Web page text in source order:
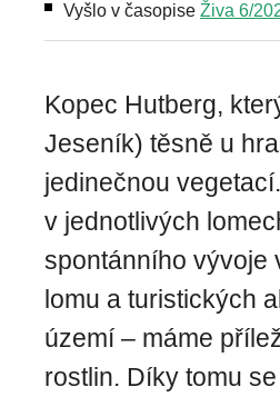
Vyšlo v časopise Živa 6/
Kopec Hutberg,
Jeseník) těsně u
jedinečnou
v jednotlivých
spontánního vývoje
lomu a turistických
území – máme
rostlin. Díky tomu